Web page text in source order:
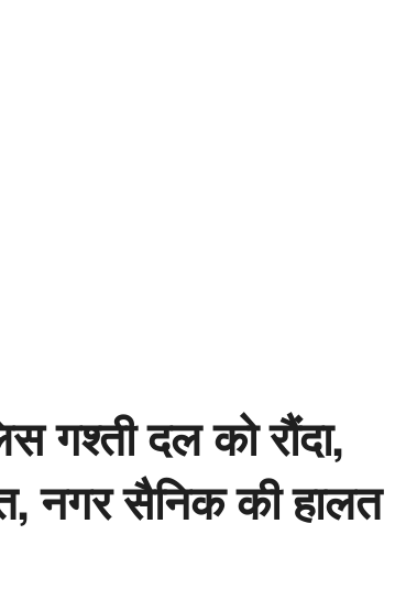
गश्ती दल को रौंदा,
नगर सैनिक की हालत